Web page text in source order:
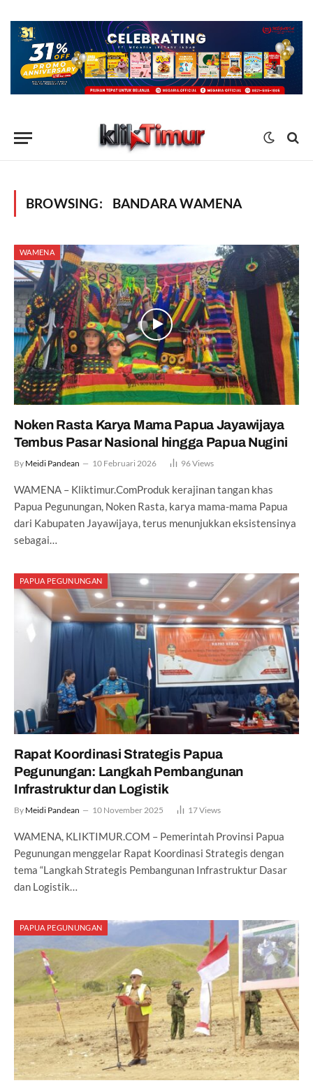
BROWSING: BANDARA WAMENA
WAMENA
Noken Rasta Karya Mama Papua Jayawijaya
Tembus Pasar Nasional hingga Papua Nugini
By Meidi Pandean 10 Februari 2026 96Views
WAMENA – Kliktimur.ComProduk kerajinan tangan khas
Papua Pegunungan, Noken Rasta, karya mama-mama Papua
dari Kabupaten Jayawijaya, terus menunjukkan eksistensinya
sebagai…
PAPUA PEGUNUNGAN
Rapat Koordinasi Strategis Papua
Pegunungan: Langkah Pembangunan
Infrastruktur dan Logistik
By Meidi Pandean 10 November 2025 17Views
WAMENA, KLIKTIMUR.COM – Pemerintah Provinsi Papua
Pegunungan menggelar Rapat Koordinasi Strategis dengan
tema “Langkah Strategis Pembangunan Infrastruktur Dasar
dan Logistik…
PAPUA PEGUNUNGAN